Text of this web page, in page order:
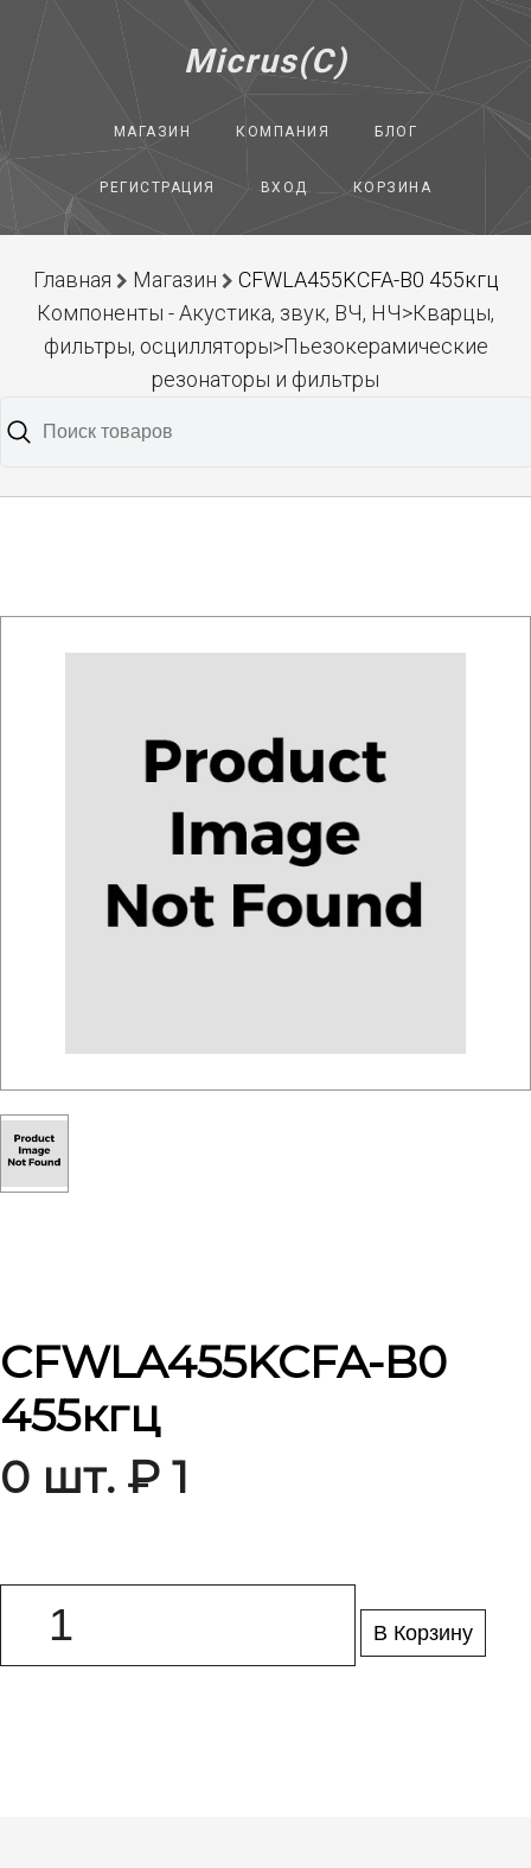
Micrus(C)
МАГАЗИН КОМПАНИЯ БЛОГ
РЕГИСТРАЦИЯ ВХОД КОРЗИНА
Главная Магазин
CFWLA455KCFA-B0 455кгц
Компоненты - Акустика, звук, ВЧ, НЧ>Кварцы,
фильтры, осцилляторы>Пьезокерамические
резонаторы и фильтры
CFWLA455KCFA-B0
455кгц
0 шт. ₽ 1
В Корзину